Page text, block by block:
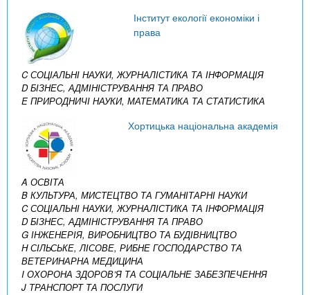
Інститут екології економіки і
права
C СОЦІАЛЬНІ НАУКИ, ЖУРНАЛІСТИКА ТА ІНФОРМАЦІЯ
D БІЗНЕС, АДМІНІСТРУВАННЯ ТА ПРАВО
E ПРИРОДНИЧІ НАУКИ, МАТЕМАТИКА ТА СТАТИСТИКА
Хортицька національна академія
A ОСВІТА
B КУЛЬТУРА, МИСТЕЦТВО ТА ГУМАНІТАРНІ НАУКИ
C СОЦІАЛЬНІ НАУКИ, ЖУРНАЛІСТИКА ТА ІНФОРМАЦІЯ
D БІЗНЕС, АДМІНІСТРУВАННЯ ТА ПРАВО
G ІНЖЕНЕРІЯ, ВИРОБНИЦТВО ТА БУДІВНИЦТВО
H СІЛЬСЬКЕ, ЛІСОВЕ, РИБНЕ ГОСПОДАРСТВО ТА
ВЕТЕРИНАРНА МЕДИЦИНА
I ОХОРОНА ЗДОРОВ’Я ТА СОЦІАЛЬНЕ ЗАБЕЗПЕЧЕННЯ
J ТРАНСПОРТ ТА ПОСЛУГИ